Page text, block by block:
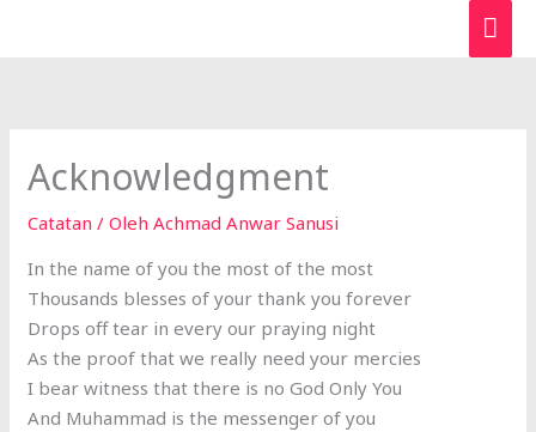
Acknowledgment
Catatan / OlehAchmad Anwar Sanusi
In the name of you the most of the most
Thousands blesses of your thank you forever
Drops off tear in every our praying night
As the proof that we really need your mercies
I bear witness that there is no God Only You
And Muhammad is the messenger of you